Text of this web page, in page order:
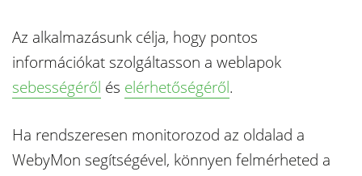
Az alkalmazásunk célja, hogy pontos
információkat szolgáltasson a weblapok
sebességéről és elérhetőségéről.
Ha rendszeresen monitorozod az oldalad a
WebyMon segítségével, könnyen felmérheted a